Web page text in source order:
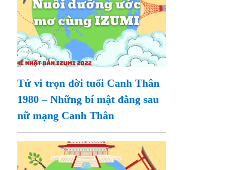
Tử vi trọn đời tuổi Canh Thân
1980 – Những bí mật đằng sau
nữ mạng Canh Thân